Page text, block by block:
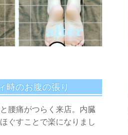
時のお腹の張り
腰痛がつらく来店。内臓
ぐすことで楽になりまし